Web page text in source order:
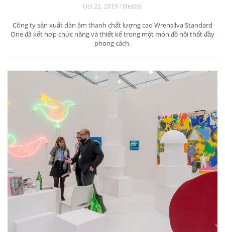
Oct 22, 2019 / Health
Công ty sản xuất dàn âm thanh chất lượng cao Wrensilva Standard
One đã kết hợp chức năng và thiết kế trong một món đồ nội thất đầy
phong cách.